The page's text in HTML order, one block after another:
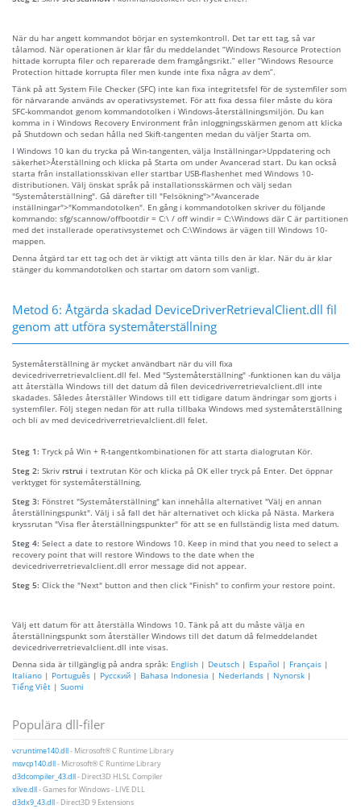
När du har angett kommandot börjar en systemkontroll. Det tar ett tag, så var
tålamod. När operationen är klar får du meddelandet “Windows Resource Protection
hittade korrupta filer och reparerade dem framgångsrikt.” eller “Windows Resource
Protection hittade korrupta filer men kunde inte fixa några av dem”.
Tänk på att System File Checker (SFC) inte kan fixa integritetsfel för de systemfiler som
för närvarande används av operativsystemet. För att fixa dessa filer måste du köra
SFC-kommandot genom kommandotolken i Windows-återställningsmiljön. Du kan
komma in i Windows Recovery Environment från inloggningsskärmen genom att klicka
på Shutdown och sedan hålla ned Skift-tangenten medan du väljer Starta om.
I Windows 10 kan du trycka på Win-tangenten, välja Inställningar>Uppdatering och
säkerhet>Återställning och klicka på Starta om under Avancerad start. Du kan också
starta från installationsskivan eller startbar USB-flashenhet med Windows 10-
distributionen. Välj önskat språk på installationsskärmen och välj sedan
"Systemåterställning". Gå därefter till "Felsökning">"Avancerade
inställningar">"Kommandotolken". En gång i kommandotolken skriver du följande
kommando: sfg/scannow/offbootdir = C:\ / off windir = C:\Windows där C är partitionen
med det installerade operativsystemet och C:\Windows är vägen till Windows 10-
mappen.
Denna åtgärd tar ett tag och det är viktigt att vänta tills den är klar. När du är klar
stänger du kommandotolken och startar om datorn som vanligt.
Metod 6: Åtgärda skadad DeviceDriverRetrievalClient.dll fil
genom att utföra systemåterställning
Systemåterställning är mycket användbart när du vill fixa
devicedriverretrievalclient.dll fel. Med "Systemåterställning" -funktionen kan du välja
att återställa Windows till det datum då filen devicedriverretrievalclient.dll inte
skadades. Således återställer Windows till ett tidigare datum ändringar som gjorts i
systemfiler. Följ stegen nedan för att rulla tillbaka Windows med systemåterställning
och bli av med devicedriverretrievalclient.dll felet.
Steg 1: Tryck på Win + R-tangentkombinationen för att starta dialogrutan Kör.
Steg 2: Skriv rstrui i textrutan Kör och klicka på OK eller tryck på Enter. Det öppnar
verktyget för systemåterställning.
Steg 3: Fönstret "Systemåterställning" kan innehålla alternativet "Välj en annan
återställningspunkt". Välj i så fall det här alternativet och klicka på Nästa. Markera
kryssrutan "Visa fler återställningspunkter" för att se en fullständig lista med datum.
Steg 4: Select a date to restore Windows 10. Keep in mind that you need to select a
recovery point that will restore Windows to the date when the
devicedriverretrievalclient.dll error message did not appear.
Steg 5: Click the "Next" button and then click "Finish" to confirm your restore point.
Välj ett datum för att återställa Windows 10. Tänk på att du måste välja en
återställningspunkt som återställer Windows till det datum då felmeddelandet
devicedriverretrievalclient.dll inte visas.
Denna sida är tillgänglig på andra språk: English | Deutsch | Español | Français |
Italiano | Português | Русский | Bahasa Indonesia | Nederlands | Nynorsk |
Tiếng Việt | Suomi
Populära dll-filer
vcruntime140.dll- Microsoft® C Runtime Library
msvcp140.dll- Microsoft® C Runtime Library
d3dcompiler_43.dll- Direct3D HLSL Compiler
xlive.dll- Games for Windows - LIVE DLL
d3dx9_43.dll- Direct3D 9 Extensions